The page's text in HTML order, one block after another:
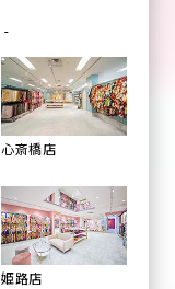
-
心斎橋店
姫路店